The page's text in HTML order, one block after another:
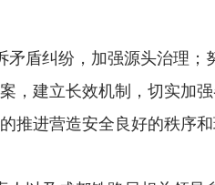
纠纷，加强源头治理；
，建立长效机制，切实加
推进营造安全良好的秩序